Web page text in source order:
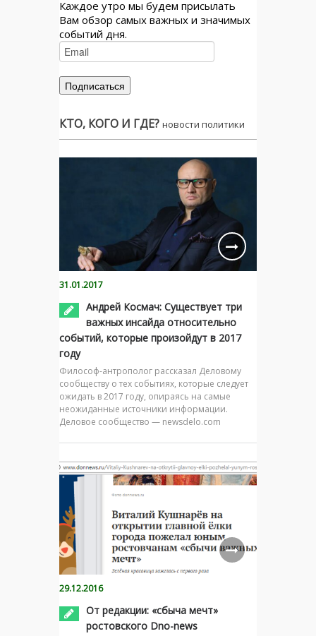
Каждое утро мы будем присылать
Вам обзор самых важных и значимых
событий дня.
КТО, КОГО И ГДЕ? новости политики
31.01.2017
Андрей Космач: Существует три
важных инсайда относительно
событий, которые произойдут в 2017
году
Философ-антрополог рассказал Деловому
сообществу о тех событиях, которые следует
ожидать в 2017 году, опираясь на самые
неожиданные источники информации.
Деловое сообщество — newsdelo.com
29.12.2016
От редакции: «сбыча мечт»
ростовского Dno-news